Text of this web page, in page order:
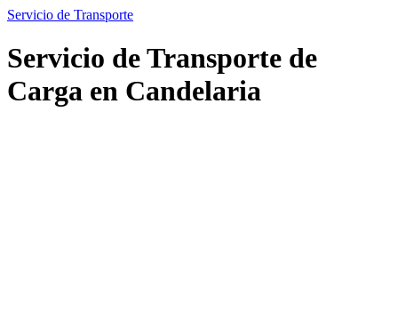
Servicio de Transporte
Servicio de Transporte de
Carga en Candelaria